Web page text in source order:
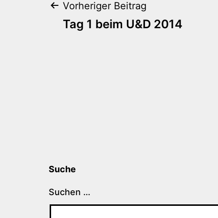
Vorheriger Beitrag
Tag 1 beim U&D 2014
Suche
Suchen …